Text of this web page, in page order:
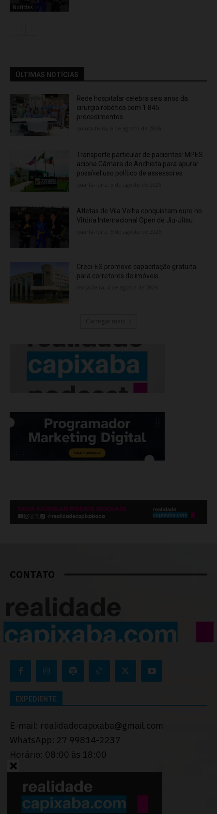
Noticias
ÚLTIMAS NOTÍCIAS
Rede hospitalar celebra seis anos da
cirurgia robótica com 1.845
procedimentos
Transporte particular de pacientes: MPES
aciona Câmara de Anchieta para apurar
possível uso político de assessores
Atletas de Vila Velha conquistam ouro no
Vitória Internacional Open de Jiu-Jitsu
Creci-ES promove capacitação gratuita
para corretores de imóveis
CONTATO
EXPEDIENTE
E-mail: realidadecapixaba@gmail.com
WhatsApp: 27 99814-2237
Horário: 08:00 às 18:00
Desenvolvido porThiago Programador